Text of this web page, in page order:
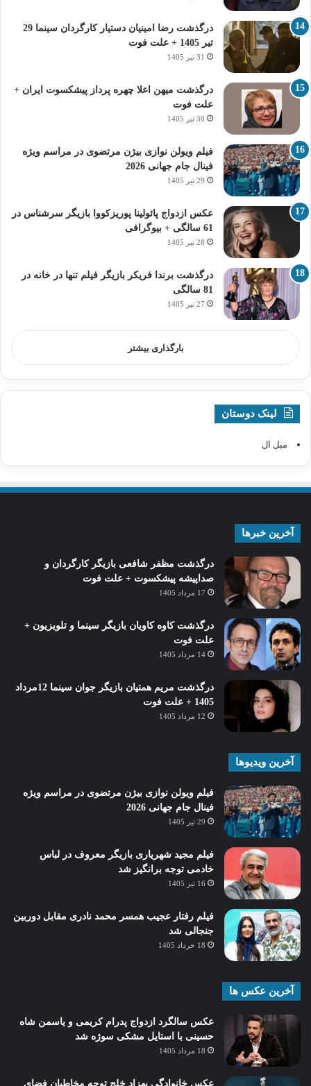
درگذشت رضا امینیان دستیار کارگردان سینما 29
تیر 1405 + علت فوت
31 تیر 1405
درگذشت میهن اعلا چهره پرداز پیشکسوت ایران +
علت فوت
30 تیر 1405
فیلم ویولن نوازی بیژن مرتضوی در مراسم ویژه
فینال جام جهانی 2026
29 تیر 1405
عکس ازدواج پائولینا پوریزکووا بازیگر سرشناس در
61 سالگی + بیوگرافی
28 تیر 1405
درگذشت برندا فریکر بازیگر فیلم تنها در خانه در
81 سالگی
27 تیر 1405
بارگذاری بیشتر
لینک دوستان
مبل ال
آخرین خبرها
درگذشت مظفر شافعی بازیگر کارگردان و
صداپیشه پیشکسوت + علت فوت
17 مرداد 1405
درگذشت کاوه کاویان بازیگر سینما و تلویزیون +
علت فوت
14 مرداد 1405
درگذشت مریم همتیان بازیگر جوان سینما 12مرداد
1405 + علت فوت
12 مرداد 1405
آخرین ویدیوها
فیلم ویولن نوازی بیژن مرتضوی در مراسم ویژه
فینال جام جهانی 2026
29 تیر 1405
فیلم مجید شهریاری بازیگر معروف در لباس
خادمی توجه برانگیز شد
16 تیر 1405
فیلم رفتار عجیب همسر محمد نادری مقابل دوربین
جنجالی شد
18 خرداد 1405
آخرین عکس ها
عکس سالگرد ازدواج پدرام کریمی و یاسمن شاه‌
حسینی با استایل مشکی سوژه شد
18 مرداد 1405
عکس خانوادگی بهزاد خلج توجه مخاطبان فضای